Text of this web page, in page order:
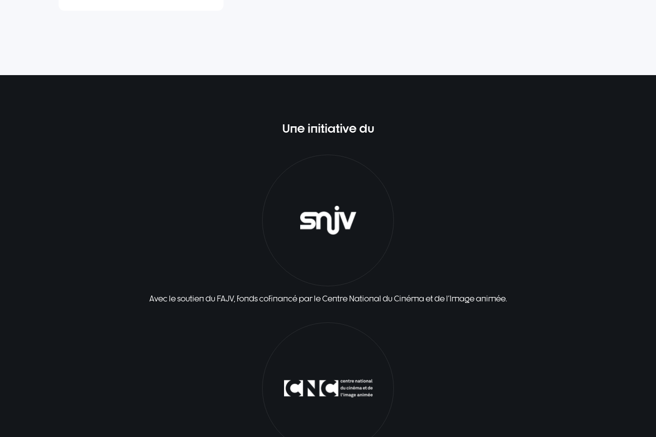
Une initiative du
Avec le soutien du FAJV, fonds cofinancé par le Centre National du Cinéma et de l'Image animée.